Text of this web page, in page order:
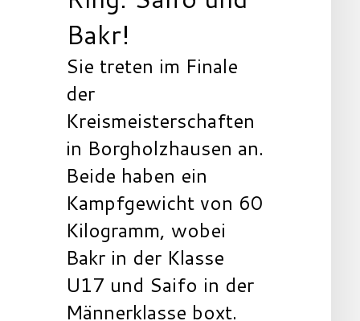
Bakr!
Sie treten im Finale
der
Kreismeisterschaften
in Borgholzhausen an.
Beide haben ein
Kampfgewicht von 60
Kilogramm, wobei
Bakr in der Klasse
U17 und Saifo in der
Männerklasse boxt.